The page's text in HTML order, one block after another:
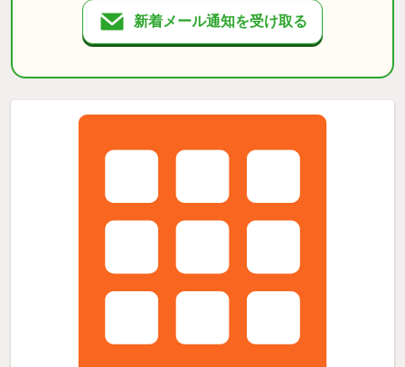
新着メール通知を受け取る